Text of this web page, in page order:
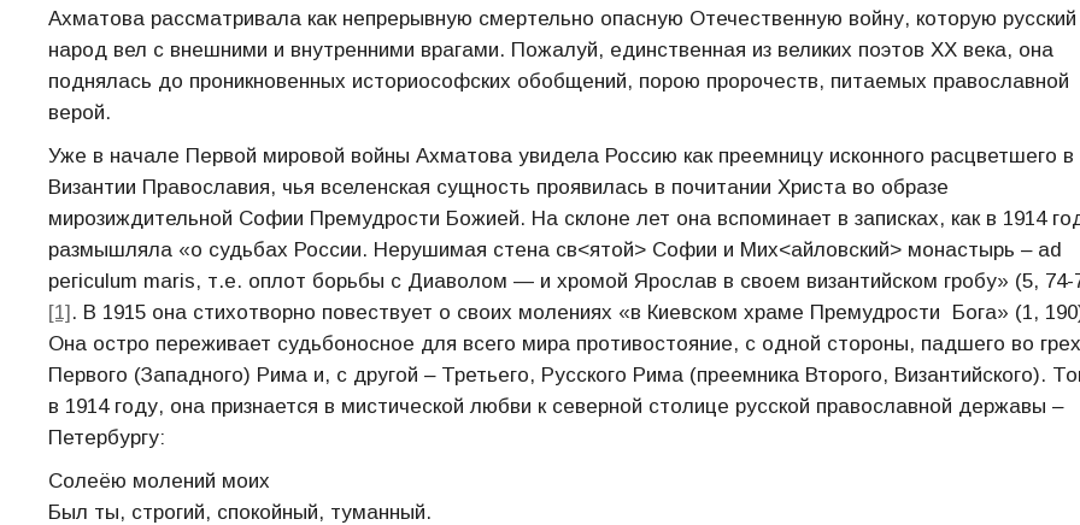
Ахматова рассматривала как непрерывную смертельно опасную Отечественную войну, которую русский
народ вел с внешними и внутренними врагами. Пожалуй, единственная из великих поэтов XX века, она
поднялась до проникновенных историософских обобщений, порою пророчеств, питаемых православной
верой.
Уже в начале Первой мировой войны Ахматова увидела Россию как преемницу исконного расцветшего в
Византии Православия, чья вселенская сущность проявилась в почитании Христа во образе
мирозиждительной Софии Премудрости Божией. На склоне лет она вспоминает в записках, как в 1914
размышляла «о судьбах России. Нерушимая стена св<ятой> Софии и Мих<айловский> монастырь ‒ ad
peгiculum maris, т.е. оплот борьбы с Диаволом — и хромой Ярослав в своем византийском гробу» (5, 74-
[1]. В 1915 она стихотворно повествует о своих молениях «в Киевском храме Премудрости Бога» (1,
Она остро переживает судьбоносное для всего мира противостояние, с одной стороны, падшего во
Первого (Западного) Рима и, с другой ‒ Третьего, Русского Рима (преемника Второго, Византийского).
в 1914 году, она признается в мистической любви к северной столице русской православной державы ‒
Петербургу:
Солеёю молений моих
Был ты, строгий, спокойный, туманный.